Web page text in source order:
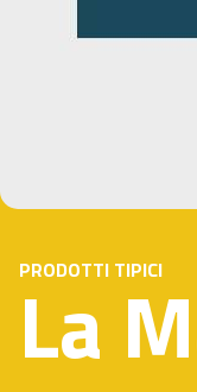
PRODOTTI TIPICI
La